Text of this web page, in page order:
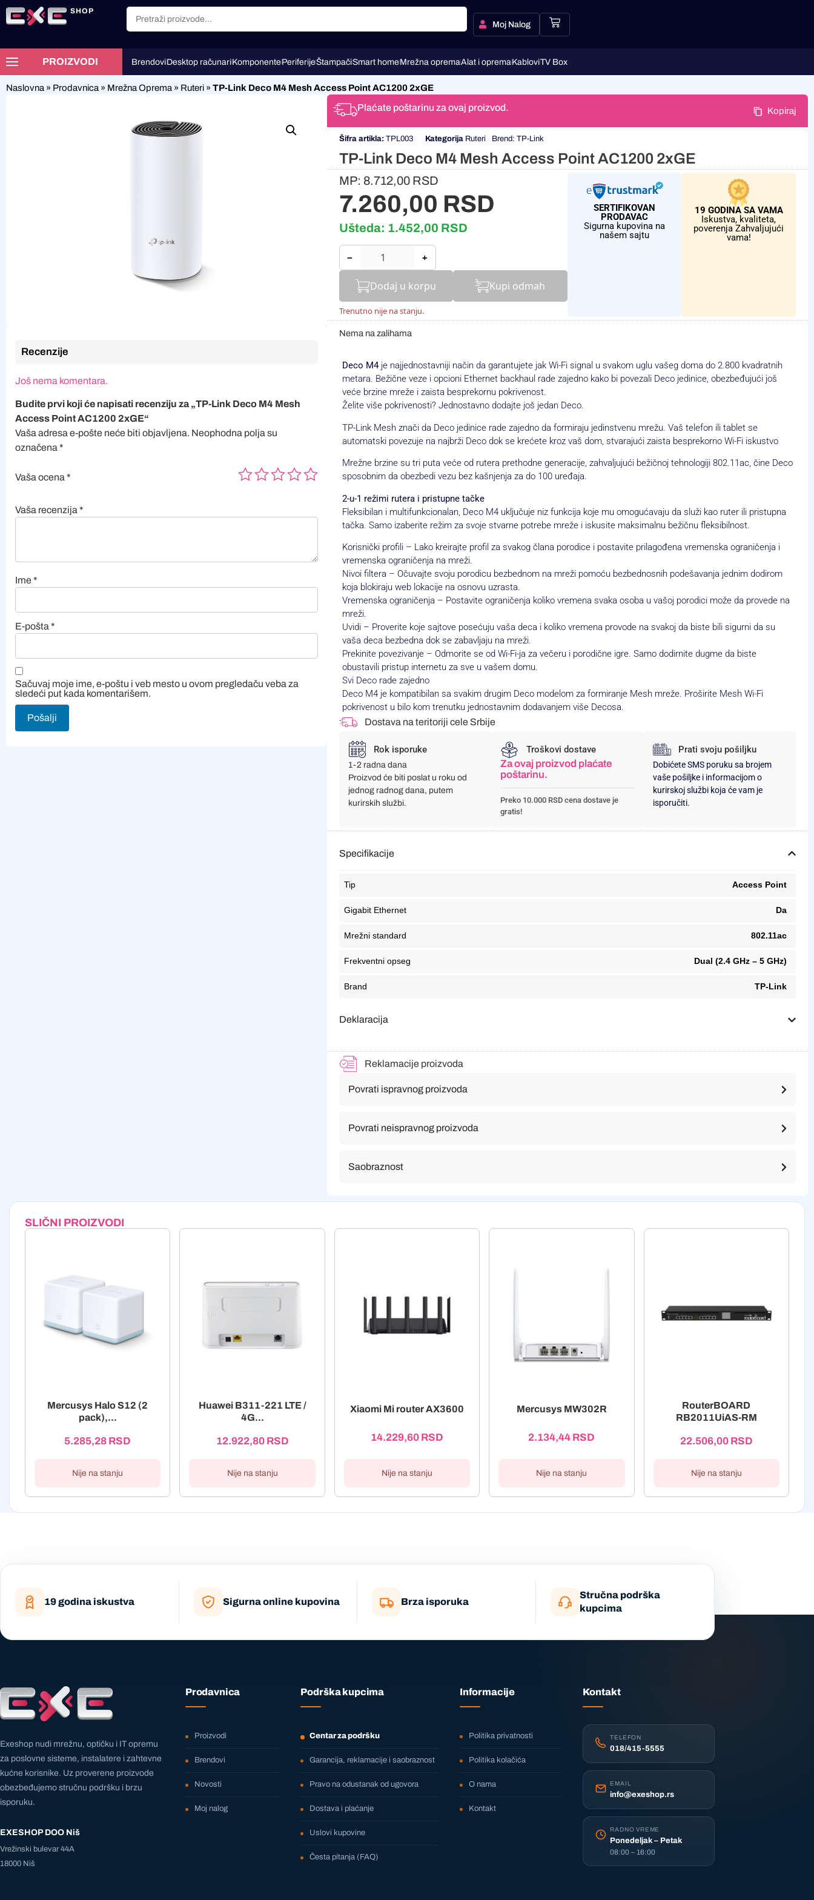
SHOP
Moj Nalog
PROIZVODI BrendoviDesktop računariKomponentePeriferijeŠtampačiSmart homeMrežna opremaAlat i opremaKabloviTV Box
Naslovna » Prodavnica » Mrežna Oprema » Ruteri » TP-Link Deco M4 Mesh Access Point AC1200 2xGE
Recenzije
Još nema komentara.
Budite prvi koji će napisati recenziju za „TP-Link Deco M4 Mesh
Access Point AC1200 2xGE“
Vaša adresa e-pošte neće biti objavljena. Neophodna polja su
označena *
Vaša ocena *
Vaša recenzija *
Ime*
E-pošta *
Sačuvaj moje ime, e-poštu i veb mesto u ovom pregledaču veba za
sledeći put kada komentarišem.
Plaćate poštarinu za ovaj proizvod. Kopiraj
Šifra artikla: TPL003 Kategorija Ruteri Brend: TP-Link
TP-Link Deco M4 Mesh Access Point AC1200 2xGE
MP: 8.712,00 RSD
7.260,00 RSD
Ušteda: 1.452,00 RSD
− +
Dodaj u korpu Kupi odmah
Trenutno nije na stanju.
SERTIFIKOVAN
PRODAVAC
Sigurna kupovina na
našem sajtu
19 GODINA SA VAMA
Iskustva, kvaliteta,
poverenja Zahvaljujući
vama!
Nema na zalihama
Deco M4je najjednostavniji način da garantujete jak Wi-Fi signal u svakom uglu vašeg doma do 2.800 kvadratnih
metara. Bežične veze i opcioni Ethernet backhaul rade zajedno kako bi povezali Deco jedinice, obezbeđujući još
veće brzine mreže i zaista besprekornu pokrivenost.
Želite više pokrivenosti? Jednostavno dodajte još jedan Deco.
TP-Link Mesh znači da Deco jedinice rade zajedno da formiraju jedinstvenu mrežu. Vaš telefon ili tablet se
automatski povezuje na najbrži Deco dok se krećete kroz vaš dom, stvarajući zaista besprekorno Wi-Fi iskustvo
Mrežne brzine su tri puta veće od rutera prethodne generacije, zahvaljujući bežičnoj tehnologiji 802.11ac, čine Deco
sposobnim da obezbedi vezu bez kašnjenja za do 100 uređaja.
2-u-1 režimi rutera i pristupne tačke
Fleksibilan i multifunkcionalan, Deco M4 uključuje niz funkcija koje mu omogućavaju da služi kao ruter ili pristupna
tačka. Samo izaberite režim za svoje stvarne potrebe mreže i iskusite maksimalnu bežičnu fleksibilnost.
Korisnički profili – Lako kreirajte profil za svakog člana porodice i postavite prilagođena vremenska ograničenja i
vremenska ograničenja na mreži.
Nivoi filtera – Očuvajte svoju porodicu bezbednom na mreži pomoću bezbednosnih podešavanja jednim dodirom
koja blokiraju web lokacije na osnovu uzrasta.
Vremenska ograničenja – Postavite ograničenja koliko vremena svaka osoba u vašoj porodici može da provede na
mreži.
Uvidi – Proverite koje sajtove posećuju vaša deca i koliko vremena provode na svakoj da biste bili sigurni da su
vaša deca bezbedna dok se zabavljaju na mreži.
Prekinite povezivanje – Odmorite se od Wi-Fi-ja za večeru i porodične igre. Samo dodirnite dugme da biste
obustavili pristup internetu za sve u vašem domu.
Svi Deco rade zajedno
Deco M4 je kompatibilan sa svakim drugim Deco modelom za formiranje Mesh mreže. Proširite Mesh Wi-Fi
pokrivenost u bilo kom trenutku jednostavnim dodavanjem više Decosa.
Dostava na teritoriji cele Srbije
Rok isporuke
1-2 radna dana
Proizvod će biti poslat u roku od
jednog radnog dana, putem
kurirskih službi.
Troškovi dostave
Za ovaj proizvod plaćate
poštarinu.
Preko 10.000 RSD cena dostave je
gratis!
Prati svoju pošiljku
Dobićete SMS poruku sa brojem
vaše pošiljke i informacijom o
kurirskoj službi koja će vam je
isporučiti.
Specifikacije
Tip Access Point
Gigabit Ethernet Da
Mrežni standard 802.11ac
Frekventni opseg Dual (2.4 GHz – 5 GHz)
Brand TP-Link
Deklaracija
Reklamacije proizvoda
Povrati ispravnog proizvoda
Povrati neispravnog proizvoda
Saobraznost
SLIČNI PROIZVODI
Mercusys Halo S12 (2
pack),...
5.285,28 RSD
Nije na stanju
Huawei B311-221 LTE /
4G...
12.922,80 RSD
Nije na stanju
Xiaomi Mi router AX3600
14.229,60 RSD
Nije na stanju
Mercusys MW302R
2.134,44 RSD
Nije na stanju
RouterBOARD
RB2011UiAS-RM
22.506,00 RSD
Nije na stanju
19 godina iskustva Sigurna online kupovina Brza isporuka
Stručna podrška
kupcima
Exeshop nudi mrežnu, optičku i IT opremu
za poslovne sisteme, instalatere i zahtevne
kućne korisnike. Uz proverene proizvode
obezbeđujemo stručnu podršku i brzu
isporuku.
EXESHOP DOO Niš
Vrežinski bulevar 44A
18000 Niš
Prodavnica
Proizvodi
Brendovi
Novosti
Moj nalog
Podrška kupcima
Centar za podršku
Garancija, reklamacije i saobraznost
Pravo na odustanak od ugovora
Dostava i plaćanje
Uslovi kupovine
Česta pitanja (FAQ)
Informacije
Politika privatnosti
Politika kolačića
O nama
Kontakt
Kontakt
TELEFON
018/415-5555
EMAIL
info@exeshop.rs
RADNO VREME
Ponedeljak – Petak
08:00 – 16:00